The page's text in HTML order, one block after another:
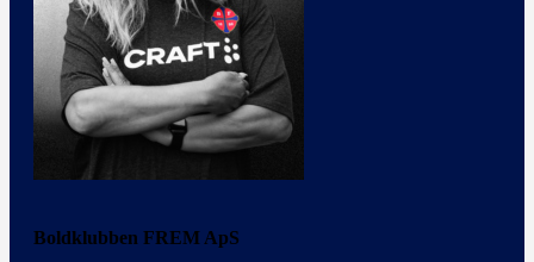
Boldklubben FREM ApS